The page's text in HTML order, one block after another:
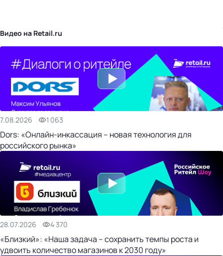
Видео на Retail.ru
7.08.2026 1 063
Dors: «Онлайн-инкассация – новая технология для
российского рынка»
28.07.2026 4 370
«Близкий»: «Наша задача – сохранить темпы роста и
удвоить количество магазинов к 2030 году»